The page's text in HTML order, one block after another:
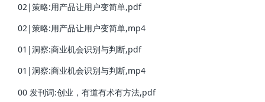
02|策略:用产品让用户变简单,pdf
02|策略:用产品让用户变简单,mp4
01|洞察:商业机会识别与判断,pdf
01|洞察:商业机会识别与判断,mp4
00 发刊词:创业，有道有术有方法,pdf